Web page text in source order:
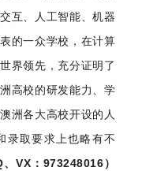
互、人工智能、机器
的一众学校，在计算
界领先，充分证明了
高校的研发能力、学
洲各大高校开设的人
录取要求上也略有不
VX：973248016）